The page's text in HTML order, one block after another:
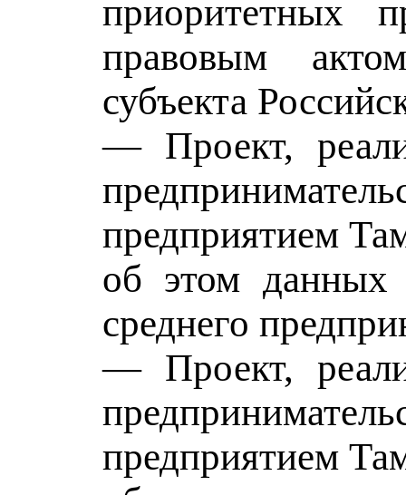
приоритетных
правовым
субъекта
— Проект,
предприятием
об этом данных
среднего
— Проект,
предприятием